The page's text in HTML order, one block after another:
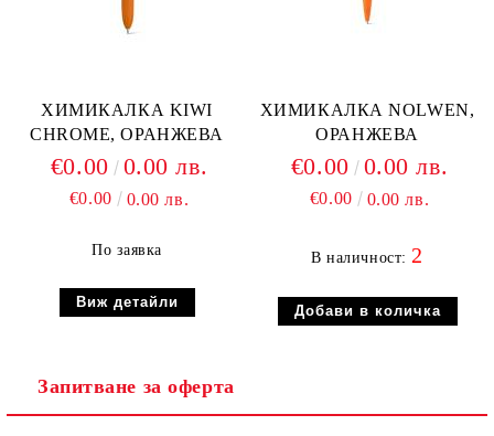
ХИМИКАЛКА KIWI
CHROME, ОРАНЖЕВА
€0.00 0.00 лв.
€0.00 0.00 лв.
По заявка
Виж детайли
ХИМИКАЛКА NOLWEN,
ОРАНЖЕВА
€0.00 0.00 лв.
€0.00 0.00 лв.
В наличност:2
Запитване за оферта